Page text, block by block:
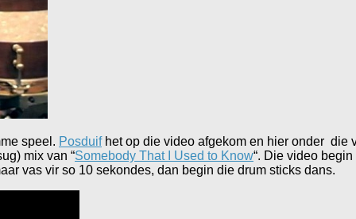
speel. Posduifhet op die video afgekom en hier onder die
mix van “Somebody That I Used to Know“. Die video
vas vir so 10 sekondes, dan begin die drum sticks dans.